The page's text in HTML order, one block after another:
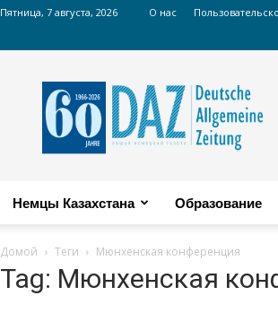
Пятница, 7 августа, 2026 О нас
Russian
DAZ
Немцы Казахстана Образование
Домой Теги Мюнхенская конференция
Tag: Мюнхенская